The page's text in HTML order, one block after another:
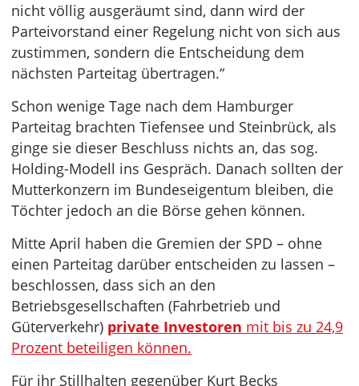
nicht völlig ausgeräumt sind, dann wird der
Parteivorstand einer Regelung nicht von sich aus
zustimmen, sondern die Entscheidung dem
nächsten Parteitag übertragen.“
Schon wenige Tage nach dem Hamburger
Parteitag brachten Tiefensee und Steinbrück, als
ginge sie dieser Beschluss nichts an, das sog.
Holding-Modell ins Gespräch. Danach sollten der
Mutterkonzern im Bundeseigentum bleiben, die
Töchter jedoch an die Börse gehen können.
Mitte April haben die Gremien der SPD – ohne
einen Parteitag darüber entscheiden zu lassen –
beschlossen, dass sich an den
Betriebsgesellschaften (Fahrbetrieb und
Güterverkehr) private Investoren mit bis zu 24,9
Prozent beteiligen können.
Für ihr Stillhalten gegenüber Kurt Becks